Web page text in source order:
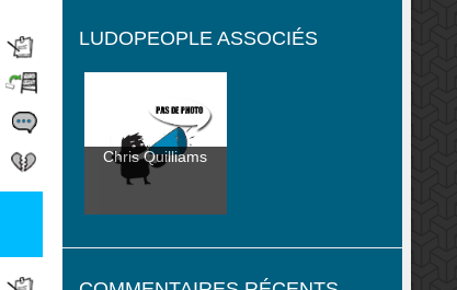
LUDOPEOPLE ASSOCIÉS
Chris Quilliams